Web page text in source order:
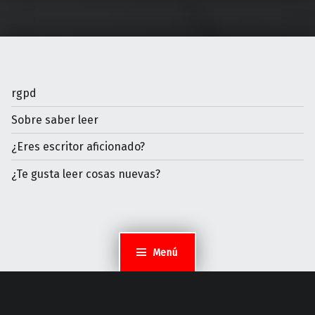
Menú
rgpd
Sobre saber leer
¿Eres escritor aficionado?
¿Te gusta leer cosas nuevas?